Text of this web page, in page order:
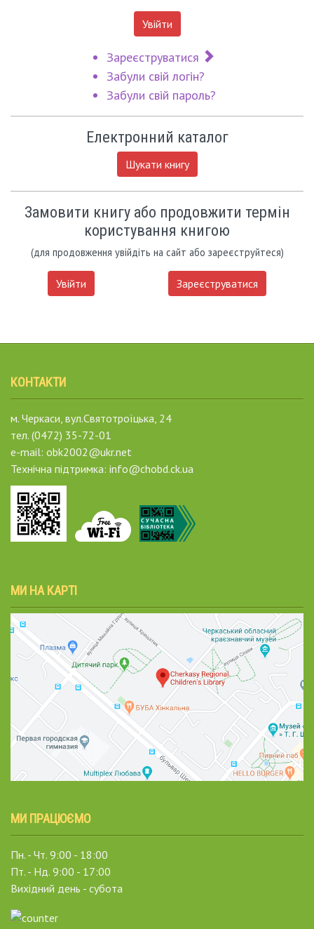
Увійти
Зареєструватися
Забули свій логін?
Забули свій пароль?
Електронний каталог
Шукати книгу
Замовити книгу або продовжити термін
користування книгою
(для продовження увійдіть на сайт або зареєструйтеся)
Увійти Зареєструватися
КОНТАКТИ
м. Черкаси, вул.Святотроїцька, 24
тел. (0472) 35-72-01
e-mail: obk2002@ukr.net
Технічна підтримка: info@chobd.ck.ua
МИ НА КАРТІ
МИ ПРАЦЮЄМО
Пн. - Чт. 9:00 - 18:00
Пт. - Нд. 9:00 - 17:00
Вихідний день - субота